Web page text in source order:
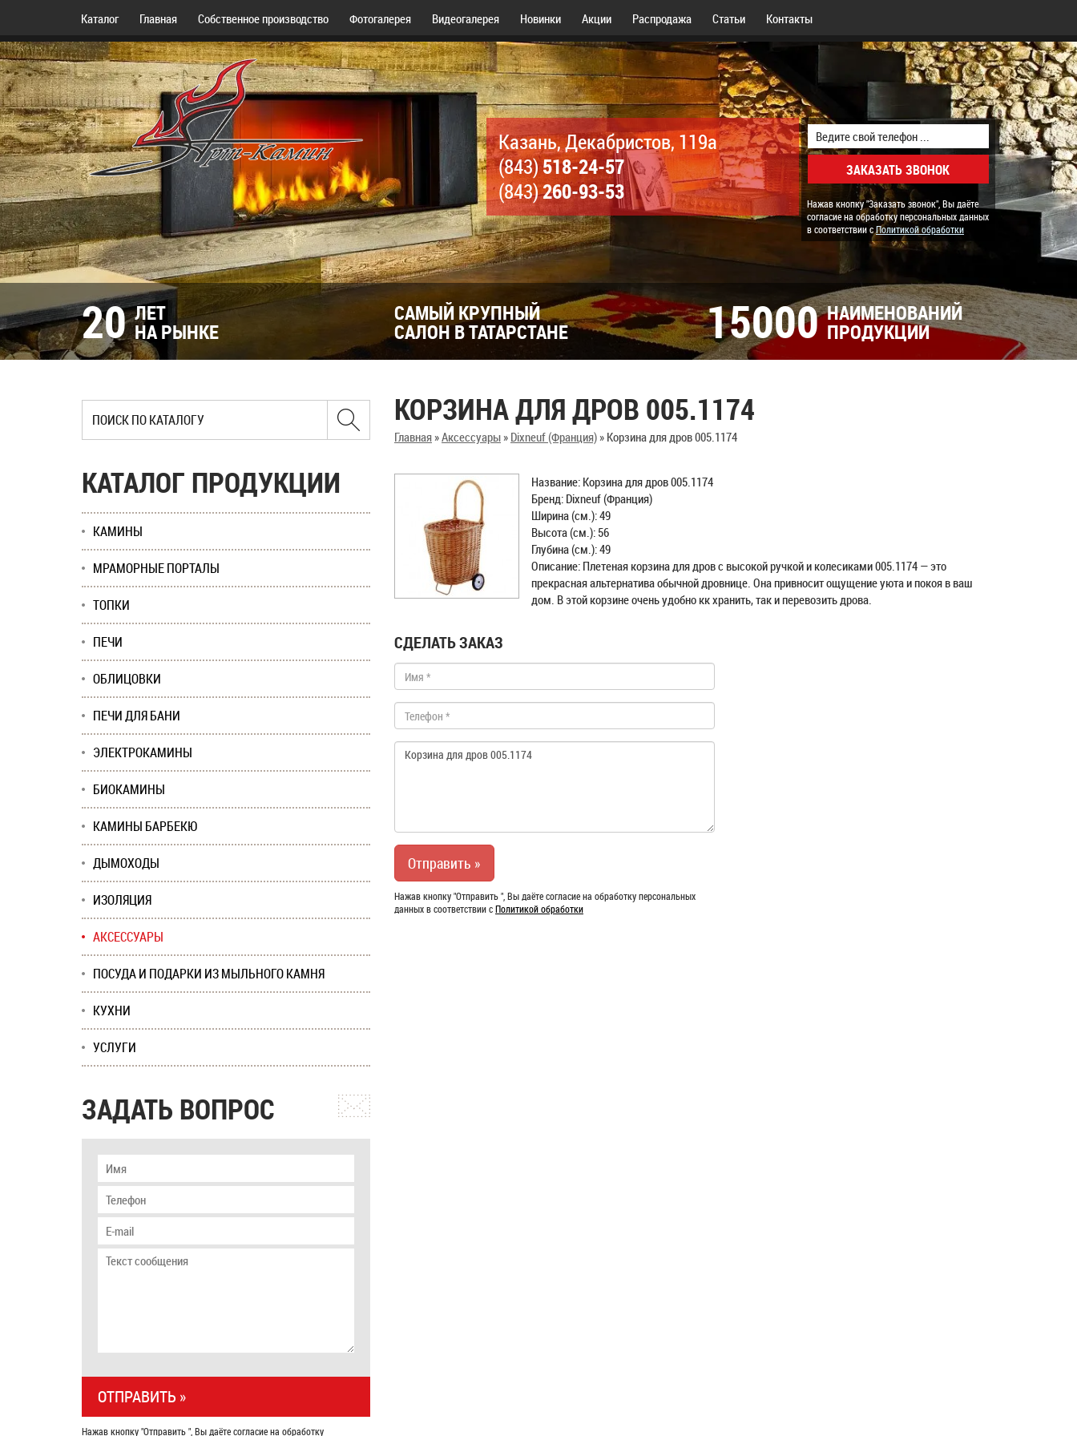
Каталог Главная Собственное производство Фотогалерея Видеогалерея Новинки Акции Распродажа Статьи Контакты
Казань, Декабристов, 119а
(843)518-24-57
(843)260-93-53
Нажав кнопку "Заказать звонок", Вы даёте
согласие на обработку персональных данных
в соответствии сПолитикой обработки
20 ЛЕТ
НА РЫНКЕ
САМЫЙ КРУПНЫЙ
САЛОН В ТАТАРСТАНЕ 15000 НАИМЕНОВАНИЙ
ПРОДУКЦИИ
КОРЗИНА ДЛЯ ДРОВ 005.1174
Главная»Аксессуары» Dixneuf (Франция)» Корзина для дров 005.1174
Название: Корзина для дров 005.1174
Бренд: Dixneuf (Франция)
Ширина (см.): 49
Высота (см.): 56
Глубина (см.): 49
Описание: Плетеная корзина для дров с высокой ручкой и колесиками 005.1174 — это
прекрасная альтернатива обычной дровнице. Она привносит ощущение уюта и покоя в ваш
дом. В этой корзине очень удобно кк хранить, так и перевозить дрова.
СДЕЛАТЬ ЗАКАЗ
Нажав кнопку "Отправить ", Вы даёте согласие на обработку персональных
данных в соответствии сПолитикой обработки
КАТАЛОГ ПРОДУКЦИИ
КАМИНЫ
МРАМОРНЫЕ ПОРТАЛЫ
ТОПКИ
ПЕЧИ
ОБЛИЦОВКИ
ПЕЧИ ДЛЯ БАНИ
ЭЛЕКТРОКАМИНЫ
БИОКАМИНЫ
КАМИНЫ БАРБЕКЮ
ДЫМОХОДЫ
ИЗОЛЯЦИЯ
АКСЕССУАРЫ
ПОСУДА И ПОДАРКИ ИЗ МЫЛЬНОГО КАМНЯ
КУХНИ
УСЛУГИ
ЗАДАТЬ ВОПРОС
Нажав кнопку "Отправить ", Вы даёте согласие на обработку